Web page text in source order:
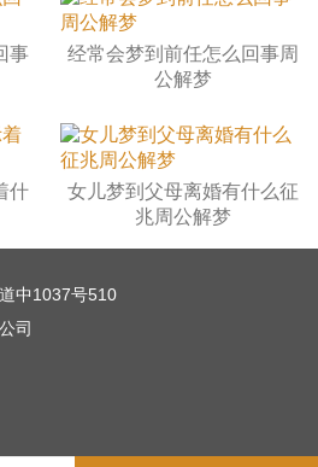
事
经常会梦到前任怎么回事周
公解梦
什
女儿梦到父母离婚有什么征
兆周公解梦
中1037号510
司